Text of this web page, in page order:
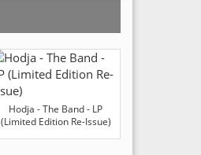
Hodja - The Band - LP
(Limited Edition Re-Issue)